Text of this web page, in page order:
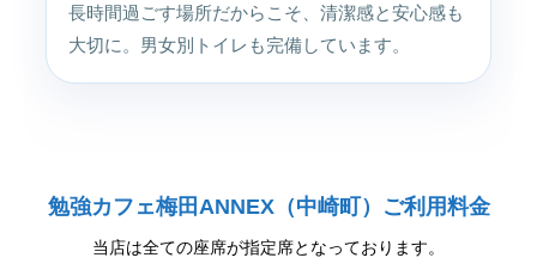
長時間過ごす場所だからこそ、清潔感と安心感も
大切に。男女別トイレも完備しています。
勉強カフェ梅田ANNEX（中崎町）ご利用料金
当店は全ての座席が指定席となっております。